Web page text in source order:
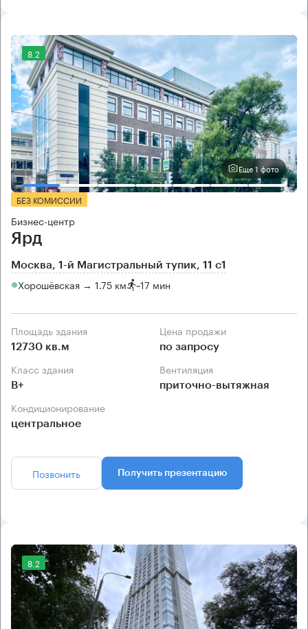
8.2
Еще 1 фото
БЕЗ КОМИССИИ
Бизнес-центр
Ярд
Москва, 1-й Магистральный тупик, 11 с1
Хорошёвская → 1.75 км ~17 мин
Площадь здания
12730 кв.м
Цена продажи
по запросу
Класс здания
B+
Вентиляция
приточно-вытяжная
Кондиционирование
центральное
Позвонить Получить презентацию
8.2